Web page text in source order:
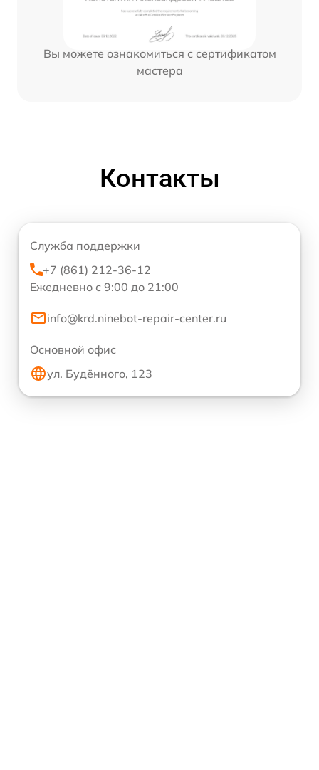
Вы можете ознакомиться с сертификатом
мастера
Контакты
Служба поддержки
+7 (861) 212-36-12
Ежедневно с 9:00 до 21:00
info@krd.ninebot-repair-center.ru
Основной офис
ул. Будённого, 123